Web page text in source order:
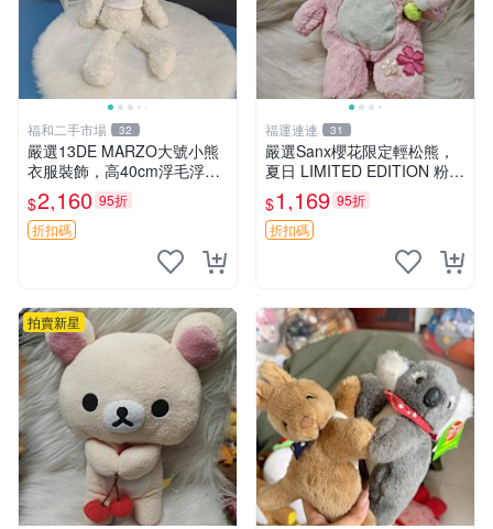
福和二手市場 32
嚴選13DE MARZO大號小熊
衣服裝飾，高40cm浮毛浮
灰，詳觀後再拍。二手收藏請
珍惜。 13DE MARZO 二手
小熊 衣服裝飾
$2,160 95折
折扣碼
福運連連 31
嚴選Sanx櫻花限定輕松熊，
夏日 LIMITED EDITION 粉色
毛絨熊，背有拉鏈設計，肚內
填充豆袋，精致工藝呈現，狀
態如新，適合收藏與送人 櫻
$1,169 95折
折扣碼
拍賣新星